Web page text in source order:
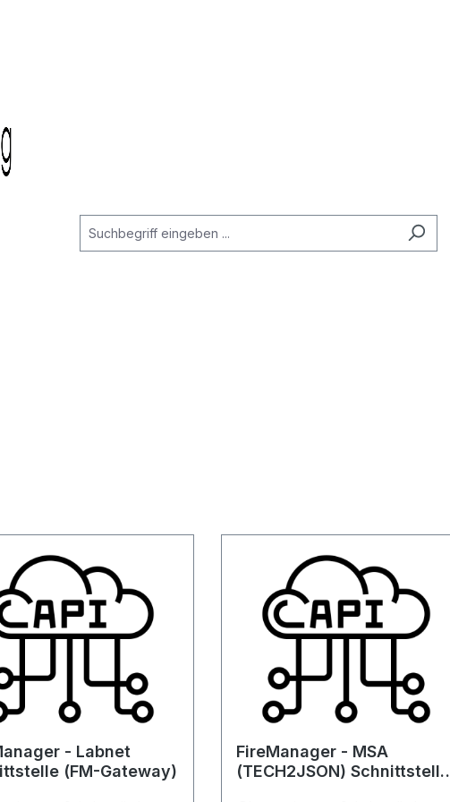
- Labnet
(FM-Gateway)
FireManager - MSA
(TECH2JSON) Schnittstelle